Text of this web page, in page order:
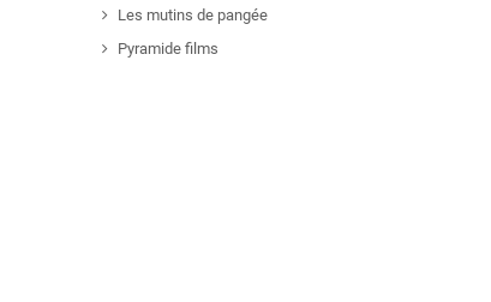
Les mutins de pangée
Pyramide films